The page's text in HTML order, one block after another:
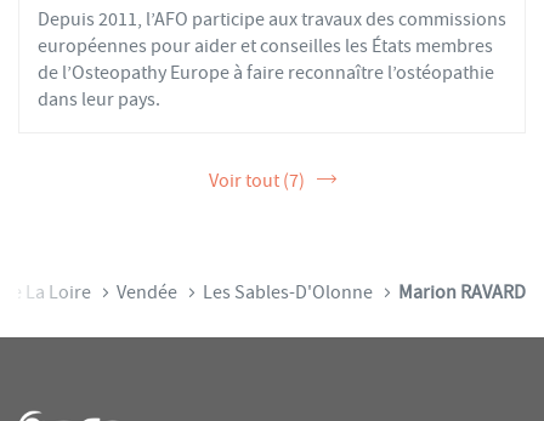
Depuis 2011, l’AFO participe aux travaux des commissions
européennes pour aider et conseilles les États membres
de l’Osteopathy Europe à faire reconnaître l’ostéopathie
dans leur pays.
Voir tout (7)
La Loire Vendée Les Sables-D'Olonne Marion RAVARD